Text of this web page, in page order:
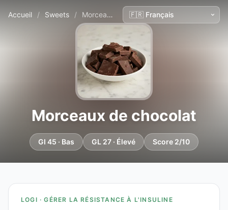
Accueil / Sweets / Morceaux de chocolat
Morceaux de chocolat
GI 45 · Bas GL 27 · Élevé Score 2/10
LOGI · GÉRER LA RÉSISTANCE À L'INSULINE